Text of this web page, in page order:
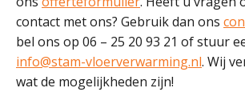
contact met ons? Gebruik dan ons
bel ons op 06 – 25 20 93 21 of stuur
info@stam-vloerverwarming.nl. Wij
wat de mogelijkheden zijn!